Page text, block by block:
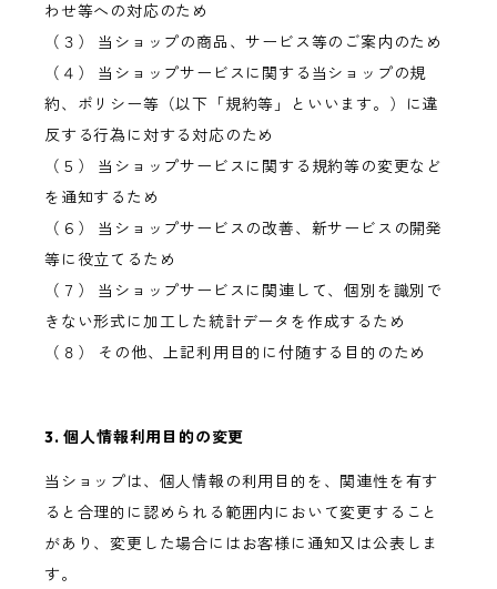
わせ等への対応のため
（３） 当ショップの商品、サービス等のご案内のため
（４） 当ショップサービスに関する当ショップの規
約、ポリシー等（以下「規約等」といいます。）に違
反する行為に対する対応のため
（５） 当ショップサービスに関する規約等の変更など
を通知するため
（６） 当ショップサービスの改善、新サービスの開発
等に役立てるため
（７） 当ショップサービスに関連して、個別を識別で
きない形式に加工した統計データを作成するため
（８） その他、上記利用目的に付随する目的のため
3. 個人情報利用目的の変更
当ショップは、個人情報の利用目的を、関連性を有す
ると合理的に認められる範囲内において変更すること
があり、変更した場合にはお客様に通知又は公表しま
す。